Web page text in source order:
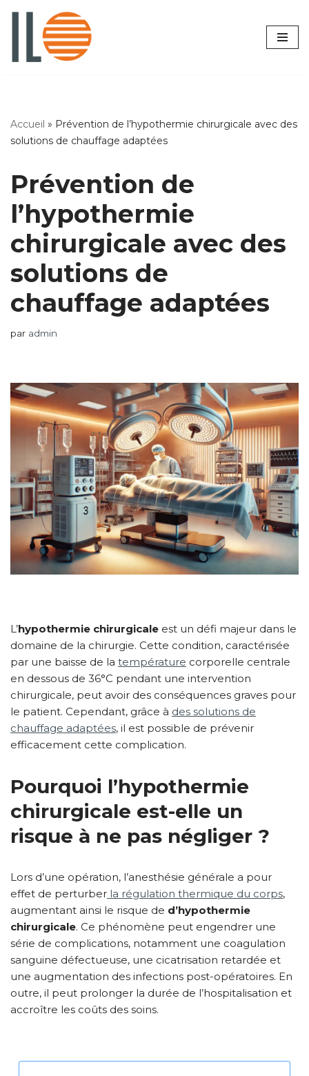
Accueil » Prévention de l’hypothermie chirurgicale avec des
solutions de chauffage adaptées
Prévention de
l’hypothermie
chirurgicale avec des
solutions de
chauffage adaptées
par admin
L’hypothermie chirurgicale est un défi majeur dans le
domaine de la chirurgie. Cette condition, caractérisée
par une baisse de la température corporelle centrale
en dessous de 36°C pendant une intervention
chirurgicale, peut avoir des conséquences graves pour
le patient. Cependant, grâce à des solutions de
chauffage adaptées, il est possible de prévenir
efficacement cette complication.
Pourquoi l’hypothermie
chirurgicale est-elle un
risque à ne pas négliger ?
Lors d’une opération, l’anesthésie générale a pour
effet de perturber la régulation thermique du corps,
augmentant ainsi le risque de d’hypothermie
chirurgicale. Ce phénomène peut engendrer une
série de complications, notamment une coagulation
sanguine défectueuse, une cicatrisation retardée et
une augmentation des infections post-opératoires. En
outre, il peut prolonger la durée de l’hospitalisation et
accroître les coûts des soins.